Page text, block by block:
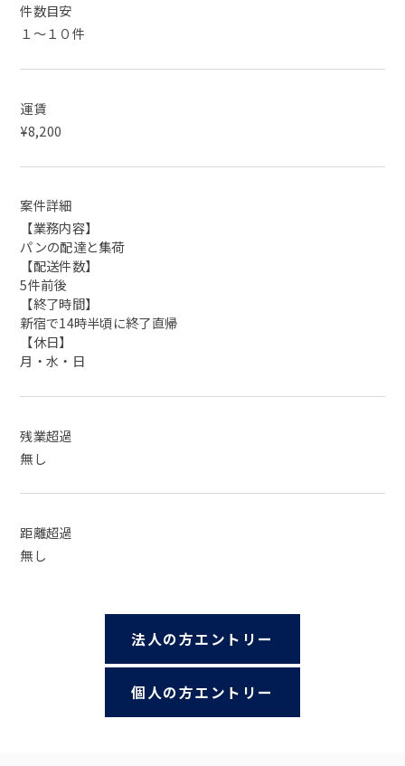
件数目安
１～１０件
運賃
¥8,200
案件詳細
【業務内容】
パンの配達と集荷
【配送件数】
5件前後
【終了時間】
新宿で14時半頃に終了直帰
【休日】
月・水・日
残業超過
無し
距離超過
無し
法人の方エントリー
個人の方エントリー